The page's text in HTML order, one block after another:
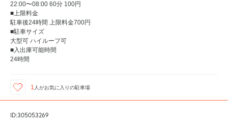
22:00〜08:00 60分 100円
■上限料金
駐車後24時間 上限料金700円
■駐車サイズ
大型可 ハイルーフ可
■入出庫可能時間
24時間
1 人がお気に入りの駐車場
ID:305053269